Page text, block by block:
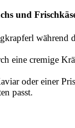
und
während
eine cremige
oder einer
passt.